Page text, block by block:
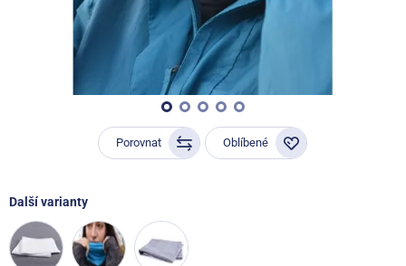
Další varianty
Porovnat Oblíbené